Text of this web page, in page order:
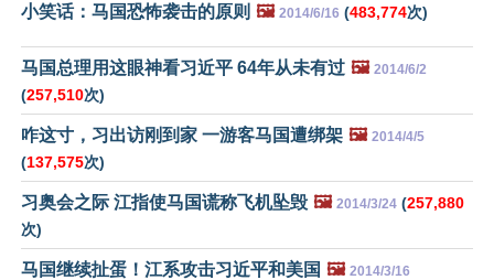
小笑话：马国恐怖袭击的原则 🖼️ 2014/6/16 (483,774次)
马国总理用这眼神看习近平 64年从未有过 🖼️ 2014/6/2
(257,510次)
咋这寸，习出访刚到家 一游客马国遭绑架 🖼️ 2014/4/5
(137,575次)
习奥会之际 江指使马国谎称飞机坠毁 🖼️ 2014/3/24 (257,880
次)
马国继续扯蛋！江系攻击习近平和美国 🖼️ 2014/3/16